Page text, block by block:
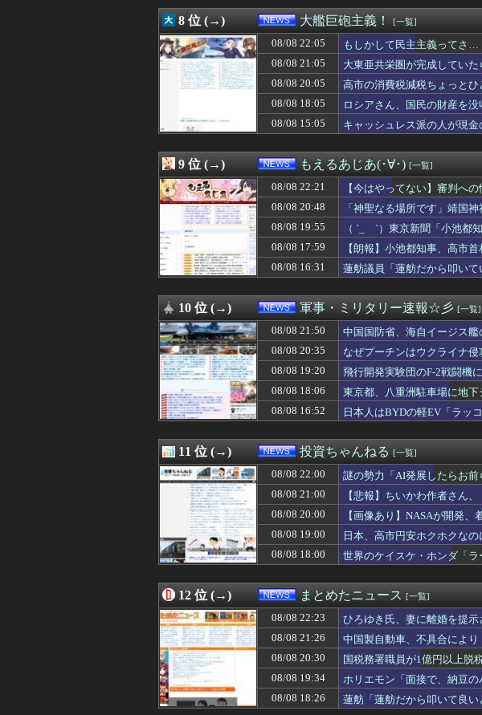
08/08 19:52
【画像】セブンイレブン、ついに神商品を
08/08 19:40
基地害パヨク「出て行かなきゃいけない
08/08 19:40
【しつけぇｗ】中国、海上自衛隊のトマホ
08/08 19:39
「私達が原爆ドーム前をあけ渡せば核戦争
08/08 19:36
バスの運転手への転職てどう？激務？年収
08/08 19:34
国連事務総長「お金がありません。このま
ホリエモン「面接で、納豆のパック開ける
08/08 19:33
【悲報】ジャンポケ斉藤の妻、夫の求刑7
08/08 19:30
鈴木福「運転免許を取得しました！！ちゃ
08/08 19:30
【池袋暴走】上級国民・飯塚幸三、2人殺
08/08 19:29
高市首相靖国参拝「適切に判断」 官房長
08/08 19:21
【大型セール】Kindleストア｢最大65%オ
08/08 19:20
飛行開発実験団のF-2戦闘機に大型の謎ミ
08/08 19:20
【今はやってない】審判への性接待疑惑…
08/08 19:13
【AI】8割がGemini利用、ChatGPTは68%
08/08 19:12
【地震】東京練馬区で震度2、千葉や神奈
08/08 19:10
【国連終了危機】国連事務総長が資金難
08/08 19:08
【悲報】アニメーターさん「日本の復興
08/08 19:00
とある転職サイト「スカウトしにきました
08/08 19:00
日本、高市円安ホクホクなのに上半期の
08/08 19:00
ドイツ空港のウクライナ機に自爆ドロー
08/08 19:00
【悲報】靖国神社、コスプレ軍装を禁止へ
08/08 19:00
国家公務員月給、2年連続高水準の引き
08/08 19:00
【話題】高市首相靖国参拝「適切に判断
08/08 19:00
【斉藤慎二】妻・瀬戸サオリのSNSが求刑
08/08 18:55
伊・ナポリで大震災(マグニチュード4.7)
08/08 18:51
【悲報】中国、橋の欄干が強風一発で粉
08/08 18:39
原爆ドーム前に居座る”市民団体”を警官隊
08/08 18:34
好きになってはいけない人を好きになった
08/08 18:33
【朗報】「まもって守護月天」「クロー
08/08 18:31
中国のビーチ。ゴミだらけ
08/08 18:29
中道改革連合の埋もれた存在感 「進むも
08/08 18:26
蓮舫「蓮舫だから叩いて良いという報道
08/08 18:23
シカ「ヒマワリ全部喰った」 郡山布引風
08/08 18:20
中国紙、海自の「Japan Navy」呼称を批
08/08 18:15
こんな国と友好？ 〜 日本兵撃ち施設に
08/08 18:12
【衝撃】南海電鉄がピニンファリーナと初
08/08 18:10
【秋田県】記者会見にオンライン出席し
08/08 18:08
【は？】極左団体さん「原爆ドーム前を
08/08 18:07
エッセイスト「原爆を二度と使わせては
08/08 18:06
東京都、八重洲駐車場に地下シェルター
08/08 18:05
ロシアさん、国民の財産を没収しはじめる
08/08 18:03
コメ卸大手さん、営業利益83％減 高値で
08/08 18:03
【悲報】ショートスリーパー堀大輔さん
08/08 18:00
妻と一緒に中学の卒アルを見ていた夫さ
8 位 (→) 大艦巨砲主義！ [一覧]
08/08 22:05
もしかして民主主義ってさ…
08/08 21:05
大東亜共栄圏が完成してい
08/08 20:05
高市の消費税減税ちょっとひ
08/08 18:05
ロシアさん、国民の財産を没
08/08 15:05
キャッシュレス派の人が現
9 位 (→) もえるあじあ(･∀･) [一覧]
08/08 22:21
【今はやってない】審判へ
係者の皆さんにお詫び」
08/08 20:48
「神聖なる場所です」靖国
08/08 19:55
（ ´_ゝ`）東京新聞「小池
08/08 17:59
【朗報】小池都知事、高市
致
08/08 16:31 蓮舫議員「蓮舫だから叩いて
10 位 (→) 軍事・ミリタリー速報☆彡 [一覧]
08/08 21:50
中国国防省、海自イージス
08/08 20:35
なぜプーチンはウクライナ侵
08/08 19:20
飛行開発実験団のF-2戦闘機
08/08 18:06
東京都、八重洲駐車場に地
08/08 16:52
日本人はBYDの軽EV「ラッ
11 位 (→) 投資ちゃんねる [一覧]
08/08 22:00
謎の勢力「AI発展したらお
08/08 21:00
【悲報】ちいかわ作者さん
08/08 20:00
【画像あり】NASAが開発
08/08 19:00
日本、高市円安ホクホクな
08/08 18:00
世界のケイスケ・ホンダ「ラ
12 位 (→) まとめたニュース [一覧]
08/08 22:23
ひろゆき氏、妻に離婚を提示
08/08 21:26
中国製自動車、不具合によ
08/08 20:30
国税務署職員が1億円以上脱
08/08 19:34
ホリエモン「面接で、納豆
08/08 18:26
蓮舫「蓮舫だから叩いて良